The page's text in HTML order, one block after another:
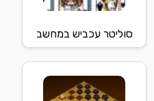
סוליטר עכביש במחשב